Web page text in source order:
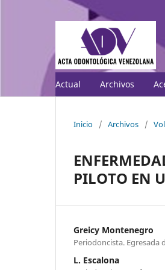
Actual Archivos
Inicio / Archivos /
PILOTO EN
Greicy Montenegro
Periodoncista. Egresada
L. Escalona